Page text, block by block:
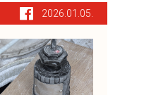
2026.01.05.